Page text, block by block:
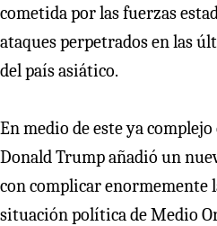
cometida por las fuerzas
ataques perpetrados en las
del país asiático.
En medio de este ya
Donald Trump añadió un
con complicar enormemente
situación política de Medio